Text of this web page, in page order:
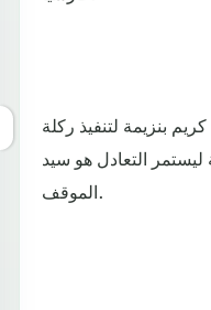
بنزيمة لتنفيذ ركلة
ليستمر التعادل هو سيد
الموقف.